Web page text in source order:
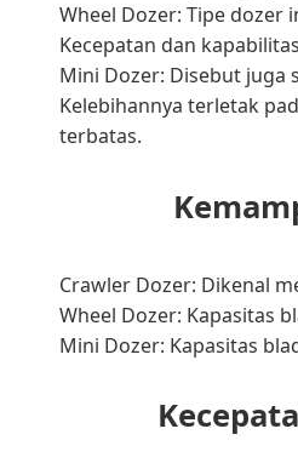
Wheel Dozer: Tipe dozer
Kecepatan dan
Mini Dozer: Disebut juga
Kelebihannya terletak
terbatas.
Crawler Dozer: Dikenal
Wheel Dozer: Kapasitas
Mini Dozer: Kapasitas